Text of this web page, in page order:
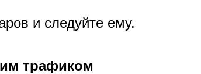
и следуйте ему.
трафиком